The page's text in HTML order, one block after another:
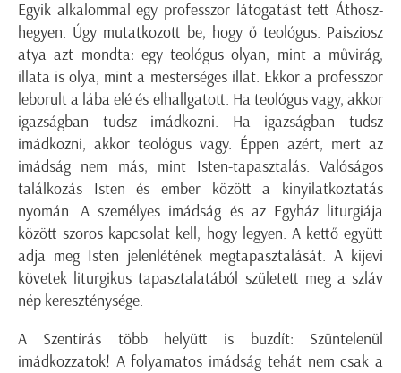
Egyik alkalommal egy professzor látogatást tett Áthosz-
hegyen. Úgy mutatkozott be, hogy ő teológus. Paisziosz
atya azt mondta: egy teológus olyan, mint a művirág,
illata is olya, mint a mesterséges illat. Ekkor a professzor
leborult a lába elé és elhallgatott. Ha teológus vagy, akkor
igazságban tudsz imádkozni. Ha igazságban tudsz
imádkozni, akkor teológus vagy. Éppen azért, mert az
imádság nem más, mint Isten-tapasztalás. Valóságos
találkozás Isten és ember között a kinyilatkoztatás
nyomán. A személyes imádság és az Egyház liturgiája
között szoros kapcsolat kell, hogy legyen. A kettő együtt
adja meg Isten jelenlétének megtapasztalását. A kijevi
követek liturgikus tapasztalatából született meg a szláv
nép kereszténysége.
A Szentírás több helyütt is buzdít: Szüntelenül
imádkozzatok! A folyamatos imádság tehát nem csak a